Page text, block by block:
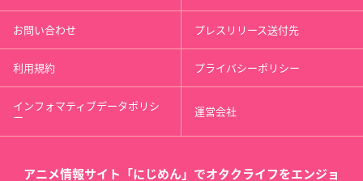
お問い合わせ プレスリリース送付先
利用規約 プライバシーポリシー
インフォマティブデータポリシ
ー 運営会社
アニメ情報サイト「にじめん」でオタクライフをエンジョ